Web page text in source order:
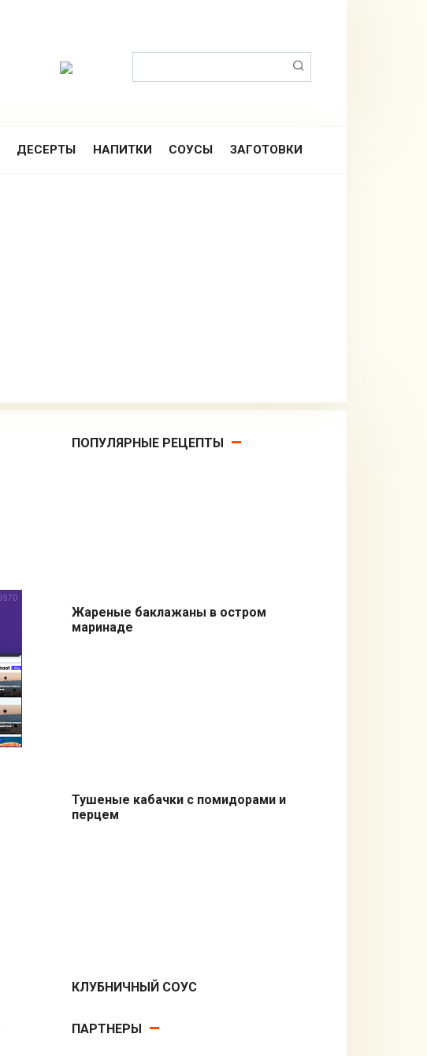
ДЕСЕРТЫ НАПИТКИ СОУСЫ ЗАГОТОВКИ
ПОПУЛЯРНЫЕ РЕЦЕПТЫ
Вторые блюда
Жареные баклажаны в остром
маринаде
Гарниры
Тушеные кабачки с помидорами и
перцем
КЛУБНИЧНЫЙ СОУС
ПАРТНЕРЫ